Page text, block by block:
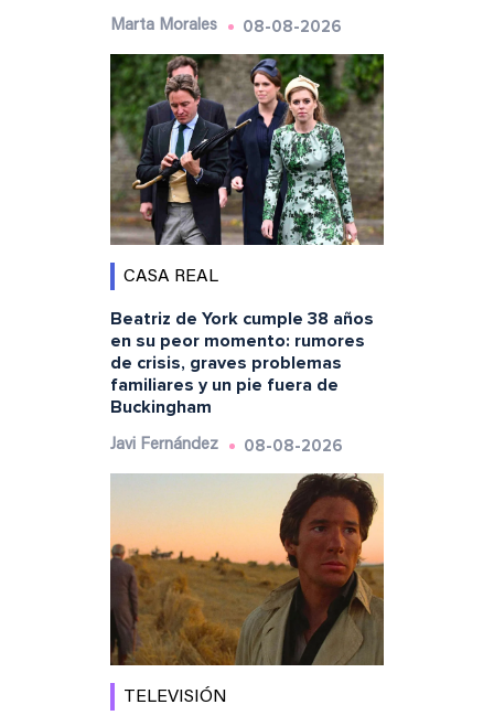
Marta Morales 08-08-2026
CASA REAL
Beatriz de York cumple 38 años
en su peor momento: rumores
de crisis, graves problemas
familiares y un pie fuera de
Buckingham
Javi Fernández 08-08-2026
TELEVISIÓN